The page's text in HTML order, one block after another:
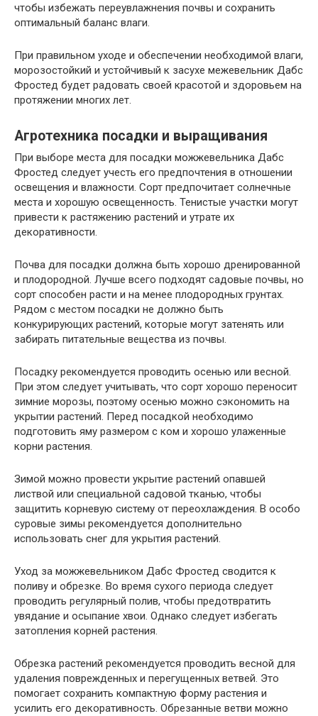
чтобы избежать переувлажнения почвы и сохранить
оптимальный баланс влаги.
При правильном уходе и обеспечении необходимой влаги,
морозостойкий и устойчивый к засухе межевельник Дабс
Фростед будет радовать своей красотой и здоровьем на
протяжении многих лет.
Агротехника посадки и выращивания
При выборе места для посадки можжевельника Дабс
Фростед следует учесть его предпочтения в отношении
освещения и влажности. Сорт предпочитает солнечные
места и хорошую освещенность. Тенистые участки могут
привести к растяжению растений и утрате их
декоративности.
Почва для посадки должна быть хорошо дренированной
и плодородной. Лучше всего подходят садовые почвы, но
сорт способен расти и на менее плодородных грунтах.
Рядом с местом посадки не должно быть
конкурирующих растений, которые могут затенять или
забирать питательные вещества из почвы.
Посадку рекомендуется проводить осенью или весной.
При этом следует учитывать, что сорт хорошо переносит
зимние морозы, поэтому осенью можно сэкономить на
укрытии растений. Перед посадкой необходимо
подготовить яму размером с ком и хорошо улаженные
корни растения.
Зимой можно провести укрытие растений опавшей
листвой или специальной садовой тканью, чтобы
защитить корневую систему от переохлаждения. В особо
суровые зимы рекомендуется дополнительно
использовать снег для укрытия растений.
Уход за можжевельником Дабс Фростед сводится к
поливу и обрезке. Во время сухого периода следует
проводить регулярный полив, чтобы предотвратить
увядание и осыпание хвои. Однако следует избегать
затопления корней растения.
Обрезка растений рекомендуется проводить весной для
удаления поврежденных и перегущенных ветвей. Это
помогает сохранить компактную форму растения и
усилить его декоративность. Обрезанные ветви можно